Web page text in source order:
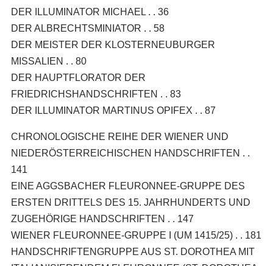
DER ILLUMINATOR MICHAEL . . 36
DER ALBRECHTSMINIATOR . . 58
DER MEISTER DER KLOSTERNEUBURGER
MISSALIEN . . 80
DER HAUPTFLORATOR DER
FRIEDRICHSHANDSCHRIFTEN . . 83
DER ILLUMINATOR MARTINUS OPIFEX . . 87
CHRONOLOGISCHE REIHE DER WIENER UND
NIEDERÖSTERREICHISCHEN HANDSCHRIFTEN . .
141
EINE AGGSBACHER FLEURONNEE-GRUPPE DES
ERSTEN DRITTELS DES 15. JAHRHUNDERTS UND
ZUGEHÖRIGE HANDSCHRIFTEN . . 147
WIENER FLEURONNEE-GRUPPE I (UM 1415/25) . . 181
HANDSCHRIFTENGRUPPE AUS ST. DOROTHEA MIT